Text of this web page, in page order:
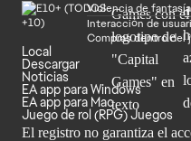
Violencia de
Interacción de
Compras dentro del
Local
Descargar
Noticias
EA app para Windows
EA app para Mac
Juego de rol (RPG) Juegos
El registro no garantiza el